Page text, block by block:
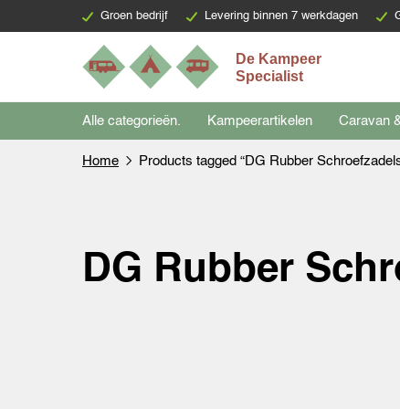
Groen bedrijf Levering binnen 7 werkdagen
Alle categorieën. Kampeerartikelen Caravan
Home Products tagged “DG Rubber
DG Rubber